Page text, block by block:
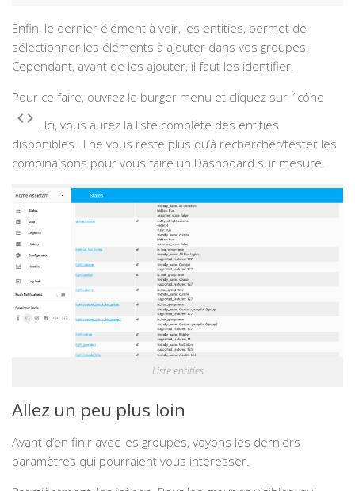
Enfin, le dernier élément à voir, les entities, permet de
sélectionner les éléments à ajouter dans vos groupes.
Cependant, avant de les ajouter, il faut les identifier.
Pour ce faire, ouvrez le burger menu et cliquez sur l’icône
. Ici, vous aurez la liste complète des entities
disponibles. Il ne vous reste plus qu’à rechercher/tester les
combinaisons pour vous faire un Dashboard sur mesure.
Liste entities
Allez un peu plus loin
Avant d’en finir avec les groupes, voyons les derniers
paramètres qui pourraient vous intéresser.